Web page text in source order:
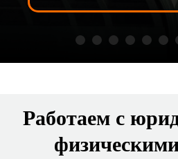
Работаем с